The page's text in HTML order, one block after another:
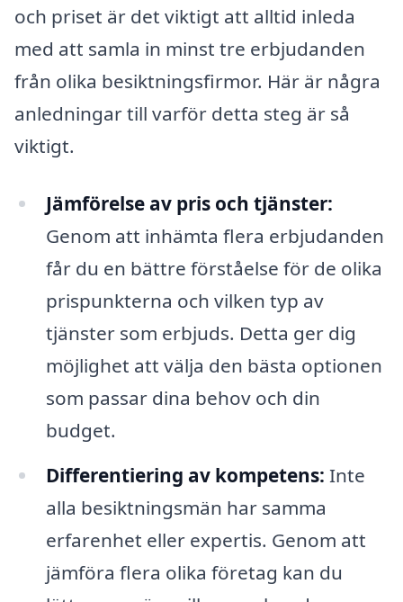
och priset är det viktigt att alltid inleda
med att samla in minst tre erbjudanden
från olika besiktningsfirmor. Här är några
anledningar till varför detta steg är så
viktigt.
Jämförelse av pris och tjänster:
Genom att inhämta flera erbjudanden
får du en bättre förståelse för de olika
prispunkterna och vilken typ av
tjänster som erbjuds. Detta ger dig
möjlighet att välja den bästa optionen
som passar dina behov och din
budget.
Differentiering av kompetens: Inte
alla besiktningsmän har samma
erfarenhet eller expertis. Genom att
jämföra flera olika företag kan du